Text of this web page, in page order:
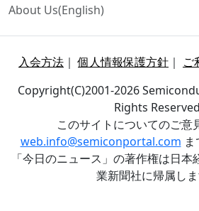
About Us(English)
入会方法 ｜個人情報保護方針 ｜ ご
Copyright(C)2001-2026
Rights
このサイトについてのご意
web.info@semiconportal.com
「今日のニュース」の著作権は日
業新聞社に帰属しま